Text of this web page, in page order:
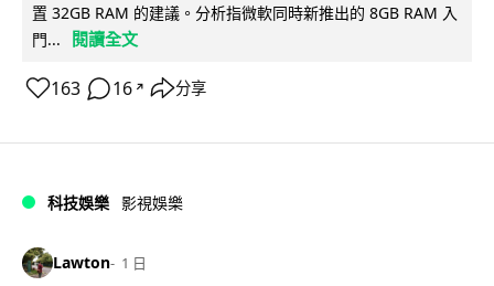
置 32GB RAM 的建議。分析指微軟同時新推出的 8GB RAM 入
門...
閱讀全文
163 16 ↗ 分享
科技娛樂 影視娛樂
Lawton 1 日